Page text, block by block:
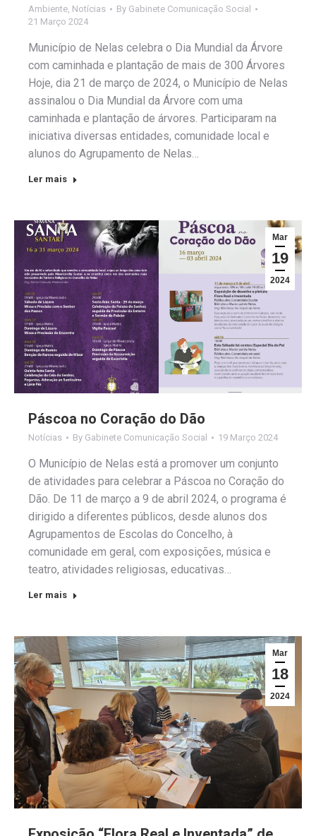
Ambiente, Notícias By Gabinete Comunicação Social
21 Março 2024
Município de Nelas celebra o Dia Mundial da Árvore
com caminhada e plantação de mais de 300 Árvores
Hoje, dia 21 de março de 2024, o Município de Nelas
assinalou o Dia Mundial da Árvore com uma
caminhada e plantação de árvores. Participaram na
iniciativa diversas entidades, comunidade local e
alunos do Agrupamento de Nelas…
Ler mais
Mar
19
2024
Páscoa no Coração do Dão
Notícias By Gabinete Comunicação Social 19 Março 2024
O Município de Nelas está a promover um conjunto
de atividades para celebrar a Páscoa no Coração do
Dão. De 11 de março a 9 de abril 2024, o programa é
dirigido a diferentes públicos, desde alunos dos
Agrupamentos de Escolas do Concelho, à
comunidade em geral, com exposições, música e
teatro, atividades religiosas, educativas…
Ler mais
Mar
18
2024